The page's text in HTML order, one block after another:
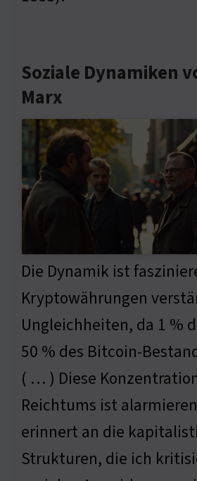
Soziale Dynamiken
Marx
Die Dynamik ist
Kryptowährungen
Ungleichheiten, da 1 %
50 % des Bitcoin-
( … ) Diese
Reichtums ist
erinnert an die
Strukturen, die ich